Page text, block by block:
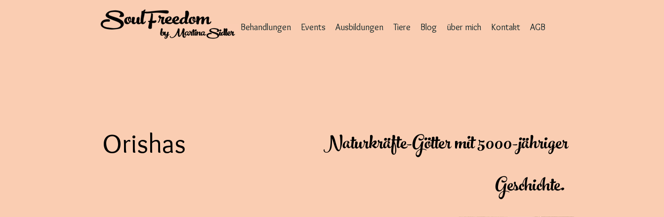
Behandlungen Events Ausbildungen Tiere Blog über mich Kontakt AGB
Orishas
Naturkräfte-Götter mit 5000-jähriger
Geschichte.